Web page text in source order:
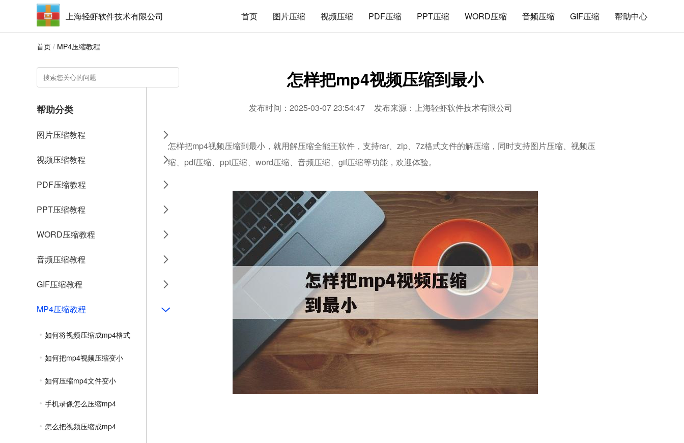
上海轻虾软件技术有限公司 首页 图片压缩 视频压缩 PDF压缩 PPT压缩 WORD压缩 音频压缩 GIF压缩 帮助中心
首页 / MP4压缩教程
帮助分类
图片压缩教程
视频压缩教程
PDF压缩教程
PPT压缩教程
WORD压缩教程
音频压缩教程
GIF压缩教程
MP4压缩教程
如何将视频压缩成mp4格式
如何把mp4视频压缩变小
如何压缩mp4文件变小
手机录像怎么压缩mp4
怎么把视频压缩成mp4
怎样把mp4视频压缩到最小
发布时间：2025-03-07 23:54:47 发布来源：上海轻虾软件技术有限公司
怎样把mp4视频压缩到最小，就用解压缩全能王软件，支持rar、zip、7z格式文件的解压缩，同时支持图片压缩、视频压
缩、pdf压缩、ppt压缩、word压缩、音频压缩、gif压缩等功能，欢迎体验。